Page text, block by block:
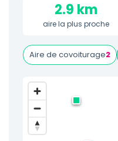
2.9 km
aire la plus proche
Aire de covoiturage2